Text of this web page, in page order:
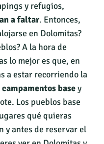
y refugios,
a faltar. Entonces,
en Dolomitas?
A la hora de
lo mejor es que, en
a estar recorriendo la
basey
Los pueblos base
qué quieras
y antes de reservar el